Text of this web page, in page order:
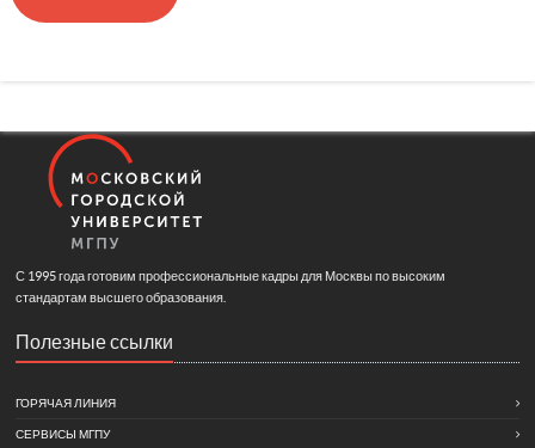
С 1995 года готовим профессиональные кадры для Москвы по высоким
стандартам высшего образования.
Полезные ссылки
ГОРЯЧАЯ ЛИНИЯ
СЕРВИСЫ МГПУ